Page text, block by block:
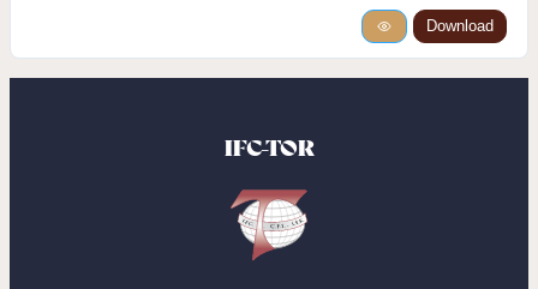
Download
IFC-TOR